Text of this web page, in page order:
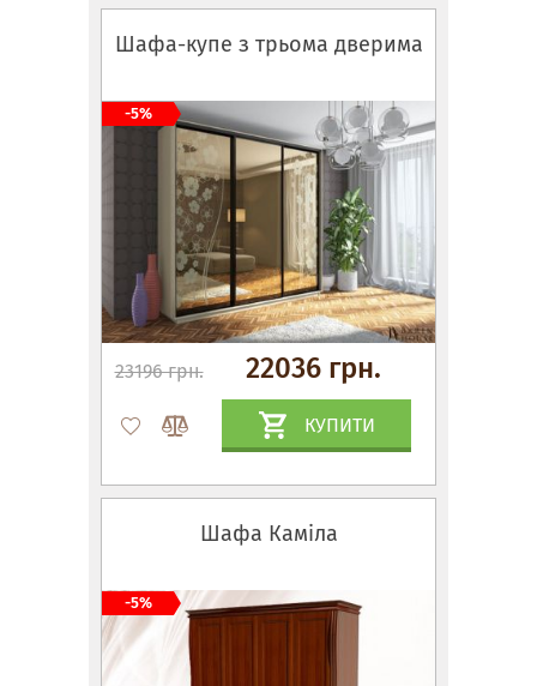
Шафа-купе з трьома дверима
23196 грн. 22036 грн.
КУПИТИ
-5%
Шафа Каміла
-5%